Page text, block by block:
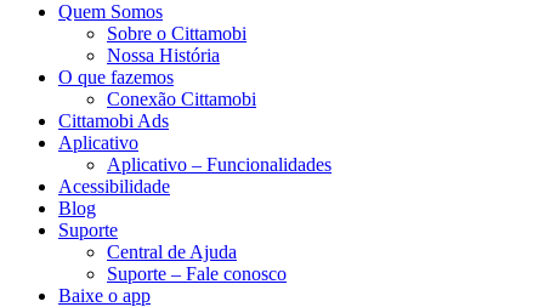
Quem Somos
Sobre o Cittamobi
Nossa História
O que fazemos
Conexão Cittamobi
Cittamobi Ads
Aplicativo
Aplicativo – Funcionalidades
Acessibilidade
Blog
Suporte
Central de Ajuda
Suporte – Fale conosco
Baixe o app